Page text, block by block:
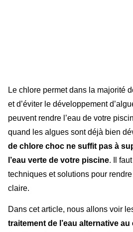
Le chlore permet dans la majorité
et d’éviter le développement
peuvent rendre l’eau de votre
quand les algues sont déjà bien
de chlore choc ne suffit pas à
l’eau verte de votre piscine. Il
techniques et solutions pour
claire.
Dans cet article, nous allons voir
traitement de l’eau alternative